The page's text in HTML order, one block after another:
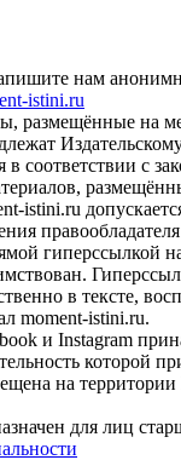
нам
istini.ru
размещённые на
соответствии с
istini.ru
правообладателя
гиперссылкой
в тексте,
moment-istini.ru.
и Instagram
которой
на
для лиц